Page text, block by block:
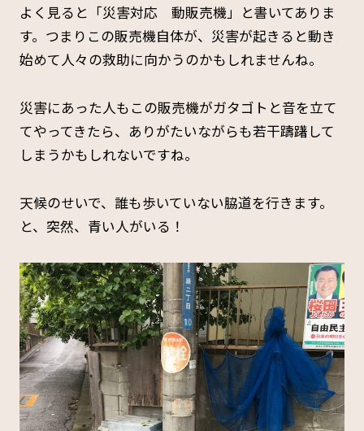
よく見ると「災害対応 動販売機」と書いてありま
す。つまりこの販売機自体が、災害が起きると動き
始めて人々の救助に向かうのかもしれませんね。
災害にあった人もこの販売機がガタゴトと音を立て
てやってきたら、ありがたいながらも若干躊躇して
しまうかもしれないですね。
天候のせいで、誰も歩いていない脇道を行きます。
と、突然、青い人がいる！